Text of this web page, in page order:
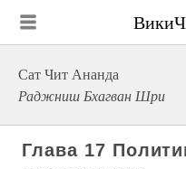
Сат Чит Ананда
Раджниш Бхагван Шри
Глава 17